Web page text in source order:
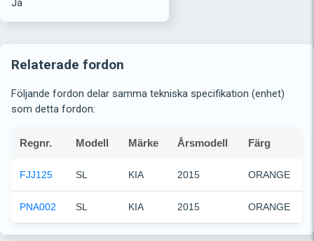
Ja
Relaterade fordon
Följande fordon delar samma tekniska specifikation (enhet)
som detta fordon:
Regnr. Modell Märke Årsmodell Färg
FJJ125 SL KIA 2015 ORANGE
PNA002 SL KIA 2015 ORANGE